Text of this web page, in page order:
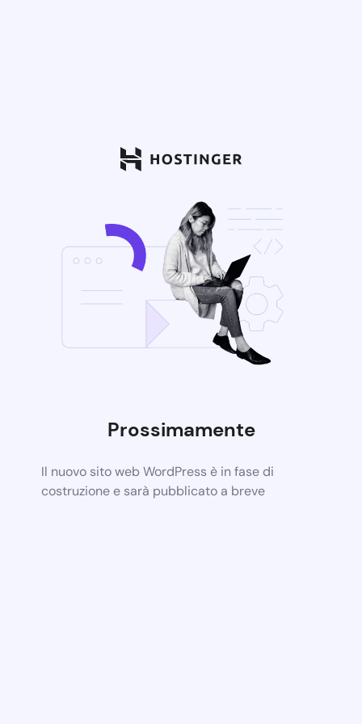
Prossimamente
Il nuovo sito web WordPress è in fase di
costruzione e sarà pubblicato a breve